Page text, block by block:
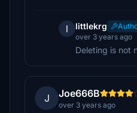
l littlekrg
over 3 years ago
Deleting is not
J Joe666B
over 3 years ago